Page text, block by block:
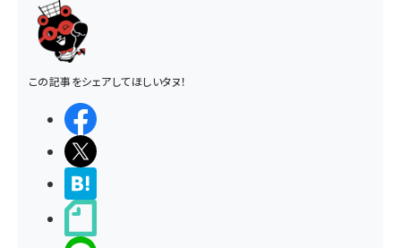
この記事をシェアしてほしいタヌ！